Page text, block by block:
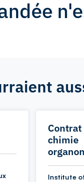
chimie
Institute